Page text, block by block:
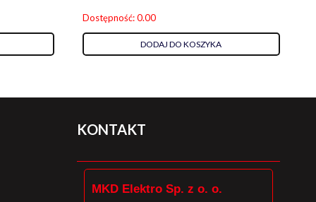
Dostępność: 0.00
DODAJ DO KOSZYKA
KONTAKT
MKD Elektro Sp. z o. o.